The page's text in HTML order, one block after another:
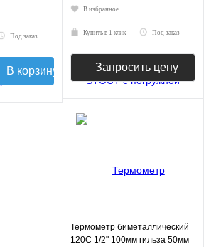
Под заказ
В корзину
В избранное
Купить в 1 клик Под заказ
Запросить цену
Термометр биметаллический
120С 1/2" 100мм гильза 50мм